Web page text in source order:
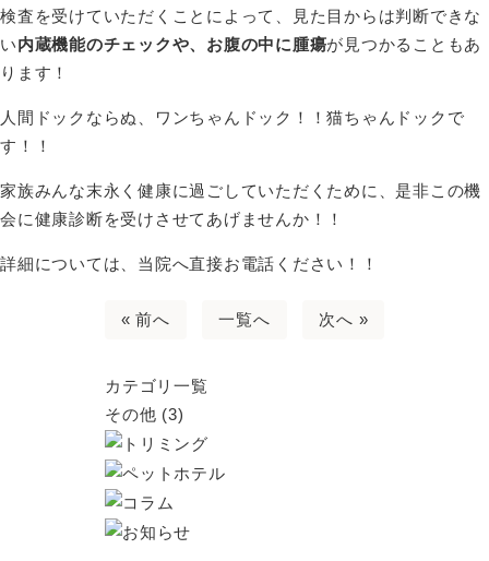
検査を受けていただくことによって、見た目からは判断できな
い内蔵機能のチェックや、お腹の中に腫瘍が見つかることもあ
ります！
人間ドックならぬ、ワンちゃんドック！！猫ちゃんドックで
す！！
家族みんな末永く健康に過ごしていただくために、是非この機
会に健康診断を受けさせてあげませんか！！
詳細については、当院へ直接お電話ください！！
« 前へ 一覧へ 次へ »
カテゴリ一覧
その他 (3)